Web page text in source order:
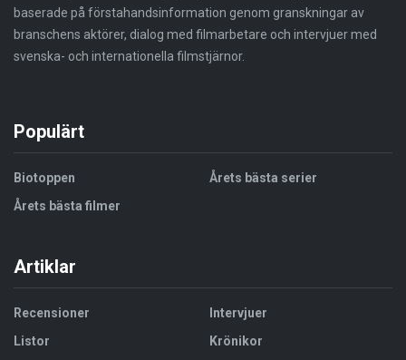
baserade på förstahandsinformation genom granskningar av
branschens aktörer, dialog med filmarbetare och intervjuer med
svenska- och internationella filmstjärnor.
Populärt
Biotoppen
Årets bästa filmer
Årets bästa serier
Artiklar
Recensioner
Listor
Intervjuer
Krönikor